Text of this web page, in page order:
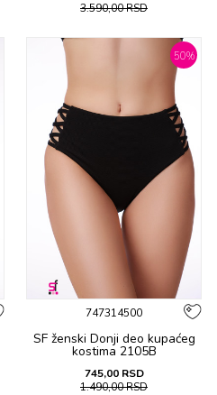
3.590,00RSD
50%
747314500
SF ženski Donji deo kupaćeg
kostima 2105B
745,00 RSD
1.490,00RSD